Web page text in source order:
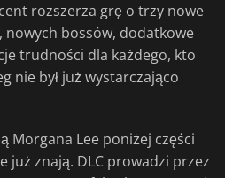
rozszerza grę o trzy nowe
nowych bossów, dodatkowe
trudności dla każdego, kto
nie był już wystarczająco
Morgana Lee poniżej części
już znają. DLC prowadzi przez